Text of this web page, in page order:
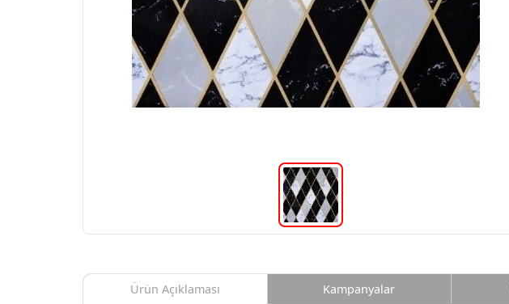
Ürün Açıklaması Kampanyalar